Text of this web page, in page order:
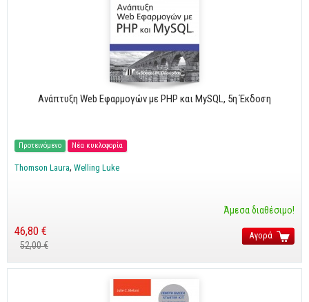
Ανάπτυξη Web Εφαρμογών με PHP και MySQL, 5η Έκδοση
Προτεινόμενο Νέα κυκλοφορία
Thomson Laura Welling Luke
Άμεσα διαθέσιμο!
46,80 €
52,00 €
Αγορά